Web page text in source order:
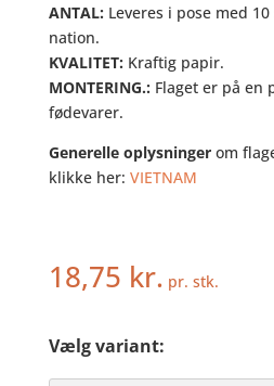
ANTAL: Leveres i pose med
nation.
KVALITET: Kraftig papir.
MONTERING.: Flaget er på en
fødevarer.
Generelle oplysningerom
klikke her: VIETNAM
18,75 kr. pr. stk.
Vælg variant: